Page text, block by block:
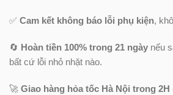
✅Cam kết không báo lỗi phụ kiện,
🔄 Hoàn tiền 100% trong 21 ngày nếu
bất cứ lỗi nhỏ nhặt nào.
🚀Giao hàng hỏa tốc Hà Nội trong 2H